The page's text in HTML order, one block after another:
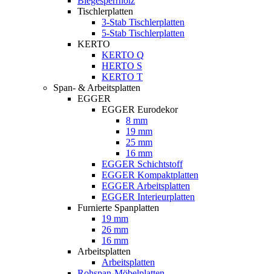
Tischlerplatten
3-Stab Tischlerplatten
5-Stab Tischlerplatten
KERTO
KERTO Q
HERTO S
KERTO T
Span- & Arbeitsplatten
EGGER
EGGER Eurodekor
8 mm
19 mm
25 mm
16 mm
EGGER Schichtstoff
EGGER Kompaktplatten
EGGER Arbeitsplatten
EGGER Interieurplatten
Furnierte Spanplatten
19 mm
26 mm
16 mm
Arbeitsplatten
Arbeitsplatten